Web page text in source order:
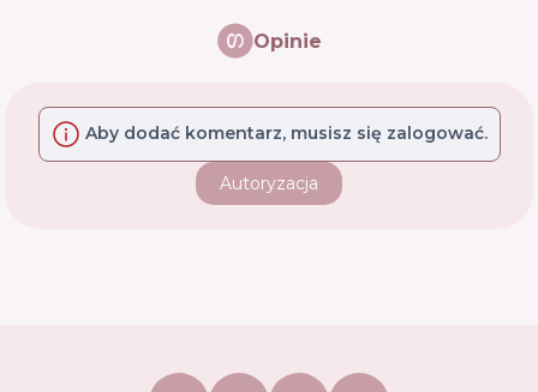
Opinie
Aby dodać komentarz, musisz się zalogować.
Autoryzacja